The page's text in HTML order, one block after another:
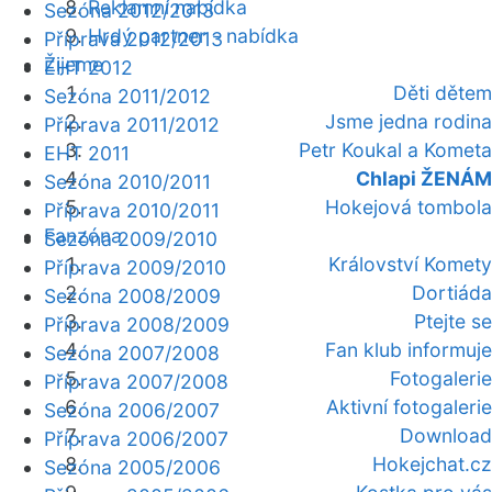
Reklamní nabídka
Hrdý partner - nabídka
Žijeme
Děti dětem
Jsme jedna rodina
Petr Koukal a Kometa
Chlapi ŽENÁM
Hokejová tombola
Fanzóna
Království Komety
Dortiáda
Ptejte se
Fan klub informuje
Fotogalerie
Aktivní fotogalerie
Download
Hokejchat.cz
Sezóna 2012/2013
Příprava 2012/2013
EHT 2012
Sezóna 2011/2012
Příprava 2011/2012
EHT 2011
Sezóna 2010/2011
Příprava 2010/2011
Sezóna 2009/2010
Příprava 2009/2010
Sezóna 2008/2009
Příprava 2008/2009
Sezóna 2007/2008
Příprava 2007/2008
Sezóna 2006/2007
Příprava 2006/2007
Sezóna 2005/2006